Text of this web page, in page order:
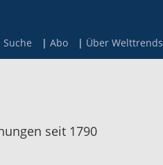
Suche Abo Über Welttrends
seit 1790